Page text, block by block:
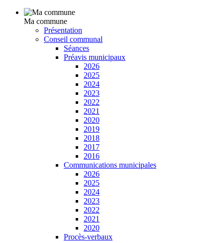
Ma commune
Présentation
Conseil communal
Séances
Préavis municipaux
2026
2025
2024
2023
2022
2021
2020
2019
2018
2017
2016
Communications municipales
2026
2025
2024
2023
2022
2021
2020
Procès-verbaux